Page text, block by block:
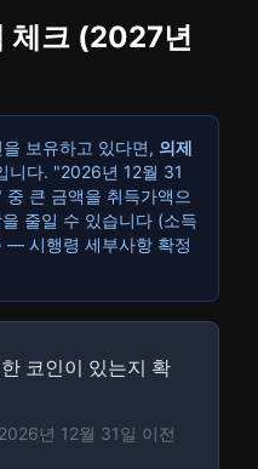
체크 (2027년
보유하고 있다면, 의제
니다. "2026년 12월 31
큰 금액을 취득가액으
줄일 수 있습니다 (소득
— 시행령 세부사항 확정
코인이 있는지 확
년 12월 31일 이전